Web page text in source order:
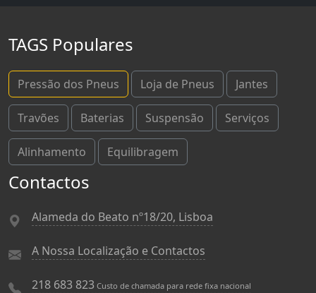
TAGS Populares
Pressão dos Pneus Loja de Pneus Jantes
Travões Baterias Suspensão Serviços
Alinhamento Equilibragem
Contactos
Alameda do Beato nº18/20, Lisboa
A Nossa Localização e Contactos
218 683 823 Custo de chamada para rede fixa nacional